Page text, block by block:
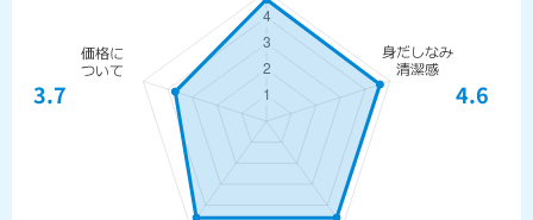
4.6
3.7